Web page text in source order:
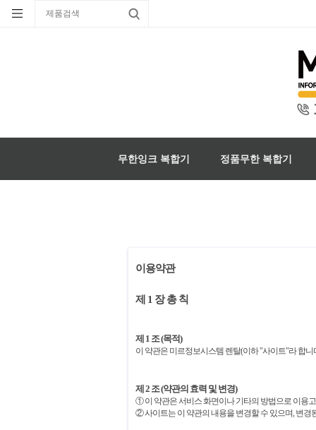
무한잉크 복합기 정품무한 복합기
이용약관
제 1 장 총 칙
제 1 조 (목적)
이 약관은 미르정보시스템 렌탈(이하 "사이트"라 합
제 2 조 (약관의 효력 및 변경)
① 이 약관은 서비스 화면이나 기타의 방법으로 이용
② 사이트는 이 약관의 내용을 변경할 수 있으며, 변경